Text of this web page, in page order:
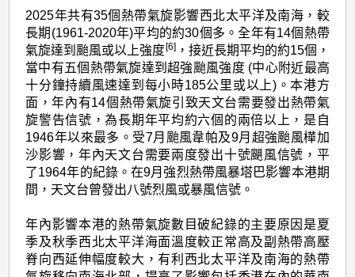
2025年共有35個熱帶氣旋影響西北太平洋及南海，較
長期(1961-2020年)平均的約30個多。全年有14個熱帶
氣旋達到颱風或以上強度[6]，接近長期平均的約15個，
當中有五個熱帶氣旋達到超強颱風強度 (中心附近最高
十分鐘持續風速達到每小時185公里或以上)。本港方
面，年內有14個熱帶氣旋引致天文台需要發出熱帶氣
旋警告信號，為長期年平均約六個的兩倍以上，是自
1946年以來最多。受7月颱風韋帕及9月超強颱風樺加
沙影響，年內天文台需要兩度發出十號颶風信號，平
了1964年的紀錄。在9月強烈熱帶風暴塔巴影響本港期
間，天文台曾發出八號烈風或暴風信號。
年內影響本港的熱帶氣旋數目破紀錄的主要原因是夏
季及秋季西北太平洋海面溫度較正常高及副熱帶高壓
脊向西延伸幅度較大，有利西北太平洋及南海的熱帶